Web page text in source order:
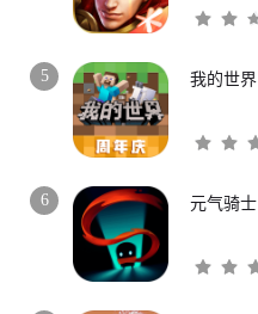
5 我的世界
6 元气骑士